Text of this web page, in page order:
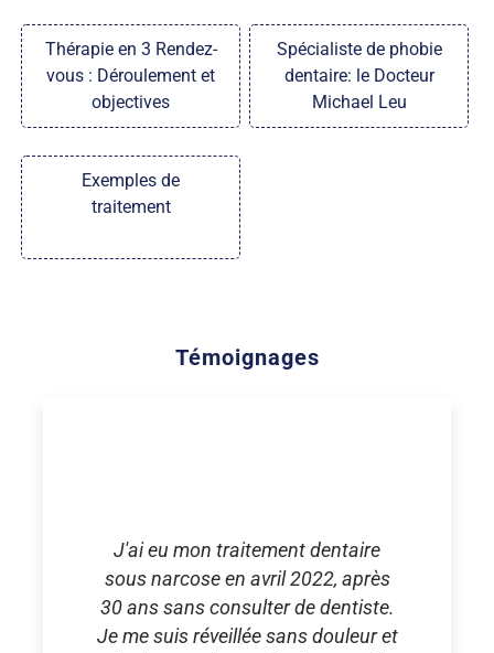
Thérapie en 3 Rendez-
vous : Déroulement et
objectives
Spécialiste de phobie
dentaire: le Docteur
Michael Leu
Exemples de
traitement
Témoignages
J'ai eu mon traitement dentaire
sous narcose en avril 2022, après
30 ans sans consulter de dentiste.
Je me suis réveillée sans douleur et